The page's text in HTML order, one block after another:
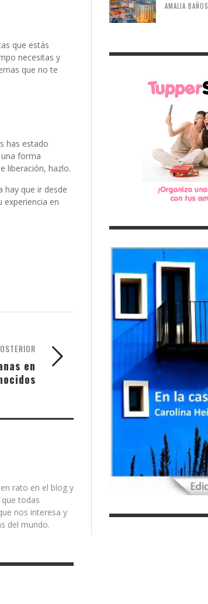
que estás
necesitas y
que no te
has estado
forma
liberación, hazlo.
hay que ir desde
experiencia en
en
rato en el blog y
todas
nos interesa y
del mundo.
AMALIA BAÑOS